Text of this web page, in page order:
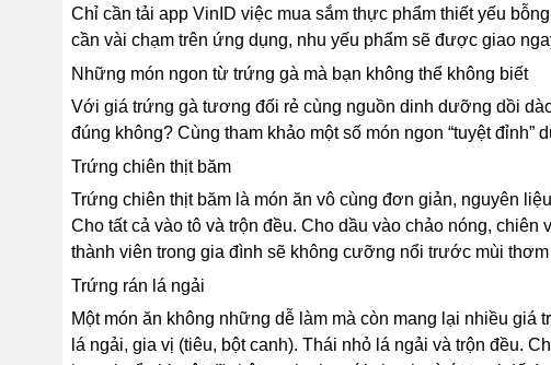
Chỉ cần tải app VinID việc mua sắm thực phẩm thiết yếu
cần vài chạm trên ứng dụng, nhu yếu phẩm sẽ được giao
Những món ngon từ trứng gà mà bạn không thể không biết
Với giá trứng gà tương đối rẻ cùng nguồn dinh dưỡng dồi
đúng không? Cùng tham khảo một số món ngon “tuyệt đỉnh”
Trứng chiên thịt băm
Trứng chiên thịt băm là món ăn vô cùng đơn giản, nguyên
Cho tất cả vào tô và trộn đều. Cho dầu vào chảo nóng,
thành viên trong gia đình sẽ không cưỡng nổi trước mùi
Trứng rán lá ngải
Một món ăn không những dễ làm mà còn mang lại nhiều
lá ngải, gia vị (tiêu, bột canh). Thái nhỏ lá ngải và trộn đều.